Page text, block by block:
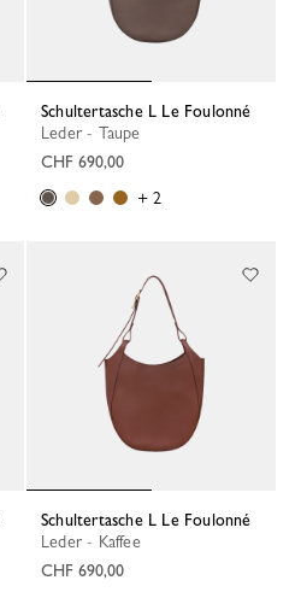
Schultertasche L Le Foulonné
Leder - Taupe
CHF 690,00
+ 2
Schultertasche L Le Foulonné
Leder - Kaffee
CHF 690,00